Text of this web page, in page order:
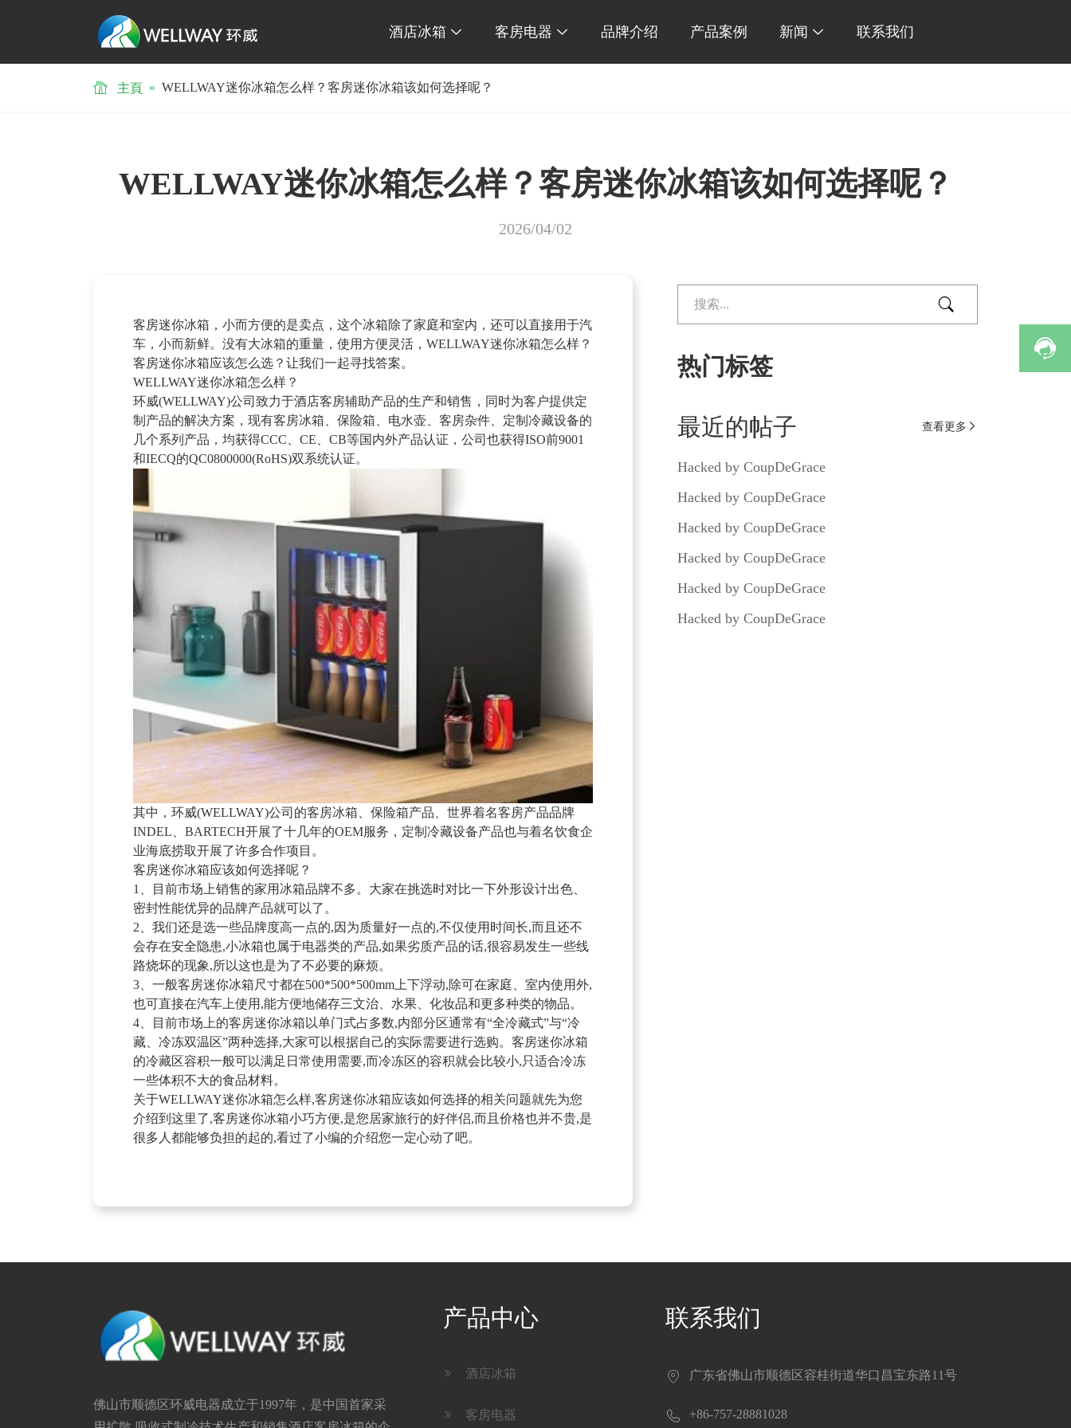
酒店冰箱  客房电器  品牌介绍 产品案例 新闻  联系我们
主頁 » WELLWAY迷你冰箱怎么样？客房迷你冰箱该如何选择呢？
WELLWAY迷你冰箱怎么样？客房迷你冰箱该如何选择呢？
2026/04/02
客房迷你冰箱，小而方便的是卖点，这个冰箱除了家庭和室内，还可以直接用于汽
车，小而新鲜。没有大冰箱的重量，使用方便灵活，WELLWAY迷你冰箱怎么样？
客房迷你冰箱应该怎么选？让我们一起寻找答案。
WELLWAY迷你冰箱怎么样？
环威(WELLWAY)公司致力于酒店客房辅助产品的生产和销售，同时为客户提供定
制产品的解决方案，现有客房冰箱、保险箱、电水壶、客房杂件、定制冷藏设备的
几个系列产品，均获得CCC、CE、CB等国内外产品认证，公司也获得ISO前9001
和IECQ的QC0800000(RoHS)双系统认证。
其中，环威(WELLWAY)公司的客房冰箱、保险箱产品、世界着名客房产品品牌
INDEL、BARTECH开展了十几年的OEM服务，定制冷藏设备产品也与着名饮食企
业海底捞取开展了许多合作项目。
客房迷你冰箱应该如何选择呢？
1、目前市场上销售的家用冰箱品牌不多。大家在挑选时对比一下外形设计出色、
密封性能优异的品牌产品就可以了。
2、我们还是选一些品牌度高一点的,因为质量好一点的,不仅使用时间长,而且还不
会存在安全隐患,小冰箱也属于电器类的产品,如果劣质产品的话,很容易发生一些线
路烧坏的现象,所以这也是为了不必要的麻烦。
3、一般客房迷你冰箱尺寸都在500*500*500mm上下浮动,除可在家庭、室内使用外,
也可直接在汽车上使用,能方便地储存三文治、水果、化妆品和更多种类的物品。
4、目前市场上的客房迷你冰箱以单门式占多数,内部分区通常有“全冷藏式”与“冷
藏、冷冻双温区”两种选择,大家可以根据自己的实际需要进行选购。客房迷你冰箱
的冷藏区容积一般可以满足日常使用需要,而冷冻区的容积就会比较小,只适合冷冻
一些体积不大的食品材料。
关于WELLWAY迷你冰箱怎么样,客房迷你冰箱应该如何选择的相关问题就先为您
介绍到这里了,客房迷你冰箱小巧方便,是您居家旅行的好伴侣,而且价格也并不贵,是
很多人都能够负担的起的,看过了小编的介绍您一定心动了吧。

热门标签
最近的帖子 查看更多 
Hacked by CoupDeGrace
Hacked by CoupDeGrace
Hacked by CoupDeGrace
Hacked by CoupDeGrace
Hacked by CoupDeGrace
Hacked by CoupDeGrace
佛山市顺德区环威电器成立于1997年，是中国首家采
产品中心
 酒店冰箱
 客房电器
联系我们
 广东省佛山市顺德区容桂街道华口昌宝东路11号
 +86-757-28881028
